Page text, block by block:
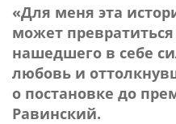
«Для меня эта
может
нашедшего в себе
любовь и
о постановке до
Равинский.